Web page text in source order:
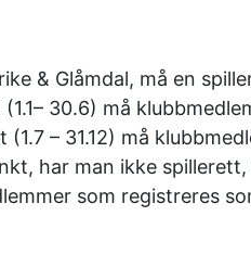
& Glåmdal, må en
30.6) må
– 31.12) må
har man ikke
som registreres